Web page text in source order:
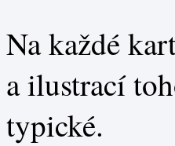
Na každé
a ilustrací
typické.